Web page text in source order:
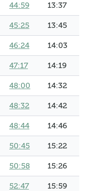
44:59 13:37
45:25 13:45
46:24 14:03
47:17 14:19
48:00 14:32
48:32 14:42
48:44 14:46
50:45 15:22
50:58 15:26
52:47 15:59